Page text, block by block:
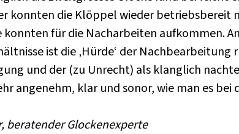
konnten die Klöppel wieder
für die Nacharbeiten aufkommen.
ist die ‚Hürde‘ der
und der (zu Unrecht) als klanglich
angenehm, klar und sonor, wie man es
beratender Glockenexperte